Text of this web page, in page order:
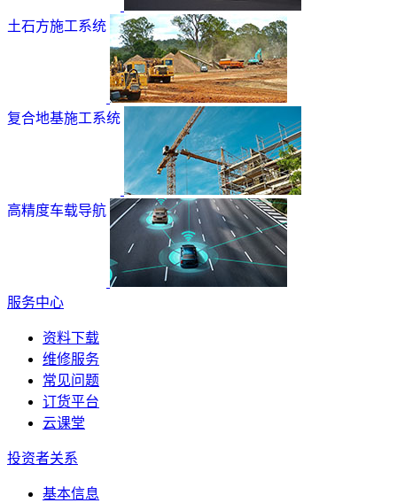
土石方施工系统
复合地基施工系统
高精度车载导航
服务中心
资料下载
维修服务
常见问题
订货平台
云课堂
投资者关系
基本信息